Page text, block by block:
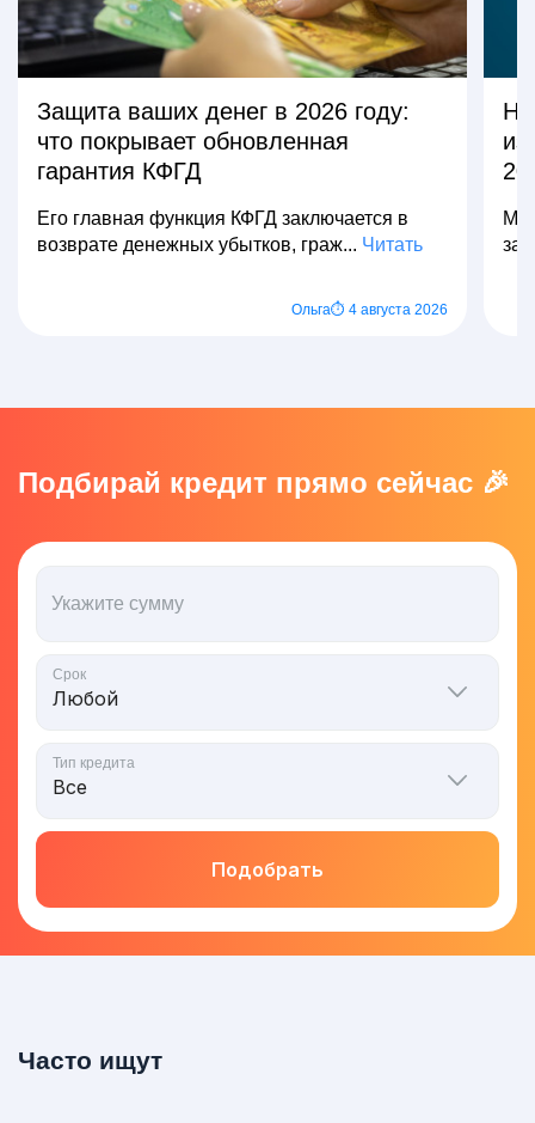
Защита ваших денег в 2026 году:
что покрывает обновленная
гарантия КФГД
Его главная функция КФГД заключается в
возврате денежных убытков, граж... Читать
Ольга⏱ 4 августа 2026
Подбирай кредит прямо сейчас 🎉
Укажите сумму
Срок
Тип кредита
Подобрать
Часто ищут